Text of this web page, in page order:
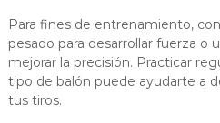
Para fines de entrenamiento,
pesado para desarrollar fuerza o
mejorar la precisión. Practicar
tipo de balón puede ayudarte a
tus tiros.